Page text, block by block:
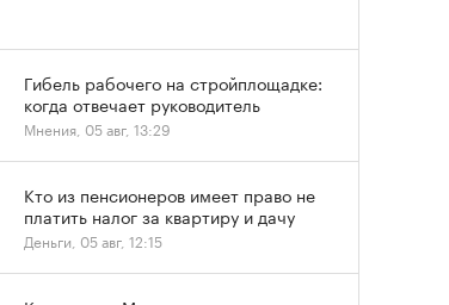
Гибель рабочего на стройплощадке:
когда отвечает руководитель
Мнения, 05 авг, 13:29
Кто из пенсионеров имеет право не
платить налог за квартиру и дачу
Деньги, 05 авг, 12:15